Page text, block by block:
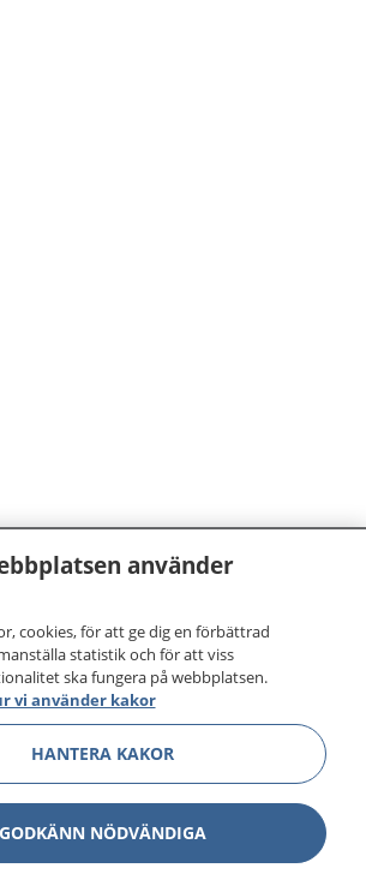
använder
cookies, för att ge dig en förbättrad
statistik och för att viss
ska fungera på webbplatsen.
vi använder kakor
HANTERA KAKOR
GODKÄNN NÖDVÄNDIGA